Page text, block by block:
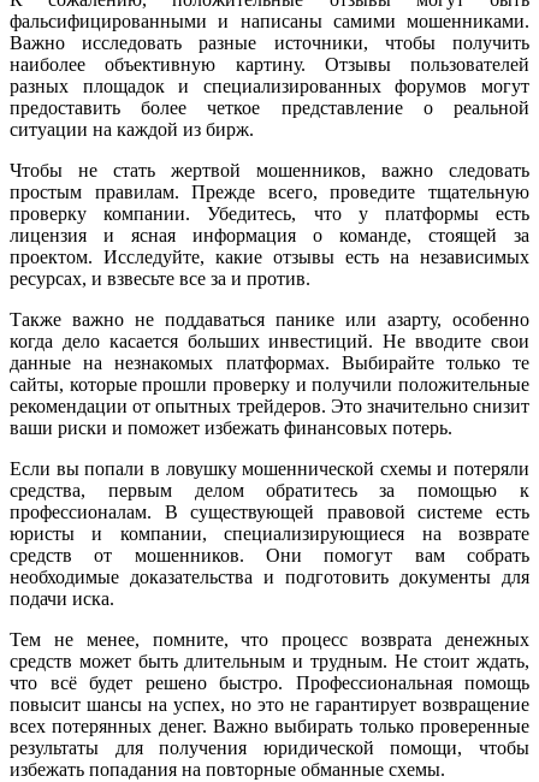
фальсифицированными и написаны самими мошенниками.
Важно исследовать разные источники, чтобы получить
наиболее объективную картину. Отзывы пользователей
разных площадок и специализированных форумов могут
предоставить более четкое представление о реальной
ситуации на каждой из бирж.
Чтобы не стать жертвой мошенников, важно следовать
простым правилам. Прежде всего, проведите тщательную
проверку компании. Убедитесь, что у платформы есть
лицензия и ясная информация о команде, стоящей за
проектом. Исследуйте, какие отзывы есть на независимых
ресурсах, и взвесьте все за и против.
Также важно не поддаваться панике или азарту, особенно
когда дело касается больших инвестиций. Не вводите свои
данные на незнакомых платформах. Выбирайте только те
сайты, которые прошли проверку и получили положительные
рекомендации от опытных трейдеров. Это значительно снизит
ваши риски и поможет избежать финансовых потерь.
Если вы попали в ловушку мошеннической схемы и потеряли
средства, первым делом обратитесь за помощью к
профессионалам. В существующей правовой системе есть
юристы и компании, специализирующиеся на возврате
средств от мошенников. Они помогут вам собрать
необходимые доказательства и подготовить документы для
подачи иска.
Тем не менее, помните, что процесс возврата денежных
средств может быть длительным и трудным. Не стоит ждать,
что всё будет решено быстро. Профессиональная помощь
повысит шансы на успех, но это не гарантирует возвращение
всех потерянных денег. Важно выбирать только проверенные
результаты для получения юридической помощи, чтобы
избежать попадания на повторные обманные схемы.